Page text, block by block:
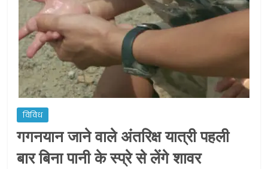
खोलने की मिली इजाजत: गृह मंत्रालय
दो हफ्ते के लिए बढ़ाया लॉकडाउन: गृह मंत्रालय
विविध
गगनयान जाने वाले अंतरिक्ष यात्री पहली
बार बिना पानी के स्प्रे से लेंगे शावर